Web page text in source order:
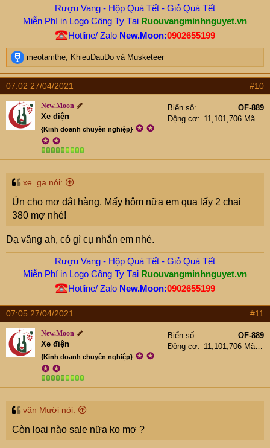
Rượu Vang - Hộp Quà Tết - Giỏ Quà Tết
Miễn Phí in Logo Công Ty Tại Ruouvangminhnguyet.vn
Hotline/ Zalo New.Moon:0902655199
R
e
a
c
t
i
o
n
meotamthe, KhieuDauDo và Musketeer
07:02 27/04/2021 #10
New.Moon
Xe điện
{Kinh doanh chuyên nghiệp} ✪ ✪
✪ ✪
Biển số
OF-889
Động cơ
11,101,706 Mã lực
xe_ga nói:
Ủn cho mợ đắt hàng. Mấy hôm nữa em qua lấy 2 chai
380 mợ nhé!
Dạ vâng ah, có gì cụ nhắn em nhé.
Rượu Vang - Hộp Quà Tết - Giỏ Quà Tết
Miễn Phí in Logo Công Ty Tại Ruouvangminhnguyet.vn
Hotline/ Zalo New.Moon:0902655199
07:05 27/04/2021 #11
New.Moon
Xe điện
{Kinh doanh chuyên nghiệp} ✪ ✪
✪ ✪
Biển số
OF-889
Động cơ
11,101,706 Mã lực
văn Mười nói:
Còn loại nào sale nữa ko mợ ?